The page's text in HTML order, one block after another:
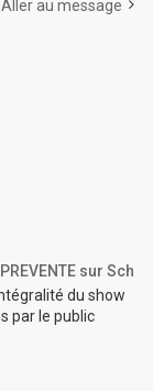
Aller au message
sur Sch
du show
par le public